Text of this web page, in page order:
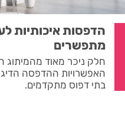
הדפסות איכותיות
מתפשרים
חלק ניכר מאוד מהמיתוג
האפשרויות ההדפסה
בתי דפוס מתקדמים.